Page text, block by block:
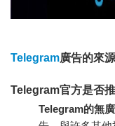
Telegram廣告的來源
Telegram官方是否
Telegram的無